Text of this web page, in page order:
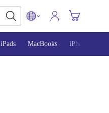
iPads MacBooks iPhone 13